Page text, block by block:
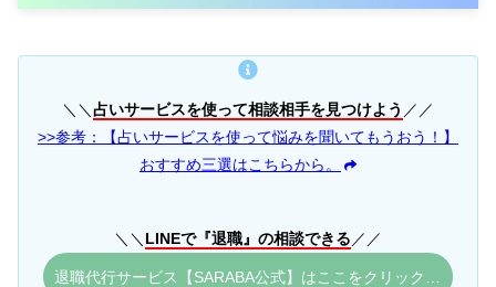
＼＼ 占いサービスを使って相談相手を見つけよう ／／
>>参考：【占いサービスを使って悩みを聞いてもうおう！】
おすすめ三選はこちらから。
＼＼ LINEで『退職』の相談できる ／／
退職代行サービス【SARABA公式】はここをクリック。